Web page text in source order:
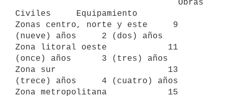
Civiles     Equipamiento
Zonas centro, norte y este     9
(nueve) años     2 (dos) años
Zona litoral oeste            11
(once) años      3 (tres) años
Zona sur                      13
(trece) años     4 (cuatro) años
Zona metropolitana            15